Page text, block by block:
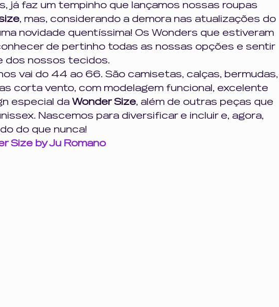
já faz um tempinho que lançamos nossas roupas
, mas, considerando a demora nas atualizações do
novidade quentíssima! Os Wonders que estiveram
de pertinho todas as nossas opções e sentir
dos nossos tecidos.
vai do 44 ao 66. São camisetas, calças, bermudas,
corta vento, com modelagem funcional, excelente
especial da Wonder Size, além de outras peças que
Nascemos para diversificar e incluir e, agora,
do que nunca!
Size by Ju Romano